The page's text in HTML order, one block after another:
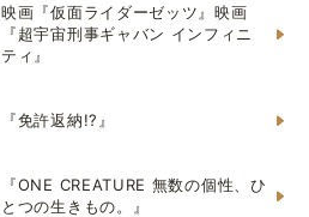
映画『仮面ライダーゼッツ』映画
『超宇宙刑事ギャバン インフィニ
ティ』
『免許返納!?』
『ONE CREATURE 無数の個性、ひ
とつの生きもの。』